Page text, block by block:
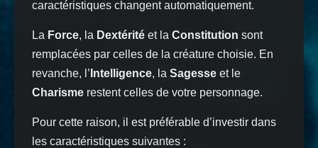
caractéristiques changent automatiquement.
La Force, la Dextérité et la Constitution sont
remplacées par celles de la créature choisie. En
revanche, l’ Intelligence, la Sagesse et le
Charisme restent celles de votre personnage.
Pour cette raison, il est préférable d’investir dans
les caractéristiques suivantes :